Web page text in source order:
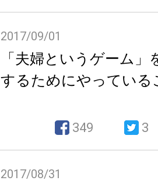
2017/09/01
「夫婦というゲーム
するためにやっている
349 3
2017/08/31